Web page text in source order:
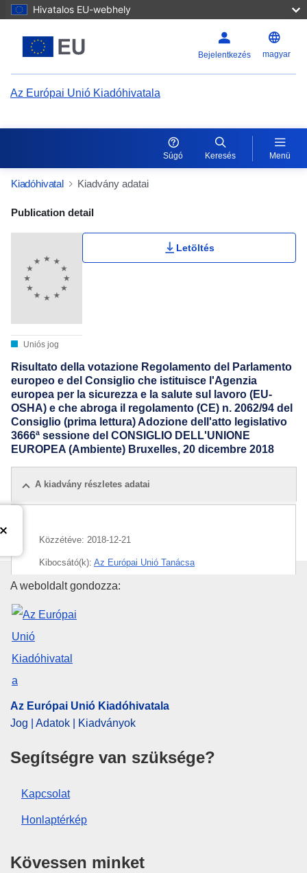
Hivatalos EU-webhely
Bejelentkezés magyar
Az Európai Unió Kiadóhivatala
Súgó Keresés Menü
Kiadóhivatal Kiadvány adatai
Publication Detail Actions Portlet
Publication detail
Uniós jog
Letöltés
Risultato della votazione Regolamento del Parlamento
europeo e del Consiglio che istituisce l'Agenzia
europea per la sicurezza e la salute sul lavoro (EU-
OSHA) e che abroga il regolamento (CE) n. 2062/94 del
Consiglio (prima lettura) Adozione dell'atto legislativo
3666ª sessione del CONSIGLIO DELL'UNIONE
EUROPEA (Ambiente) Bruxelles, 20 dicembre 2018
A kiadvány részletes adatai
Közzétéve: 2018-12-21
Kibocsátó(k): Az Európai Unió Tanácsa
IMMC : ST 15710 2018 INIT
Az Európai Unió Kiadóhivatala
A weboldalt gondozza:
Az Európai Unió Kiadóhivatala
Jog | Adatok | Kiadványok
Segítségre van szüksége?
Kapcsolat
Honlaptérkép
Kövessen minket